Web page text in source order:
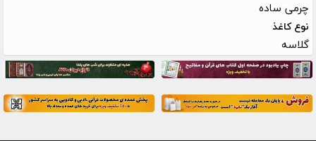
چرمی ساده
نوع کاغذ
گلاسه